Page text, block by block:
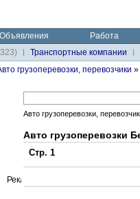
Объявления
Работа
Транспортные компании
грузоперевозки, перевозчики »
Авто грузоперевозки,
Авто грузоперевозки
Стр. 1